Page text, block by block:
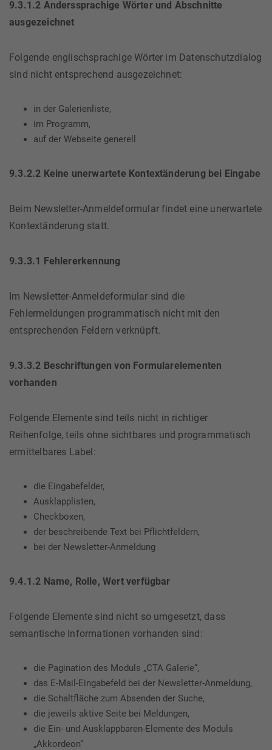
9.3.1.2 Anderssprachige Wörter und Abschnitte
ausgezeichnet
Folgende englischsprachige Wörter im Datenschutzdialog
sind nicht entsprechend ausgezeichnet:
in der Galerienliste,
im Programm,
auf der Webseite generell
9.3.2.2 Keine unerwartete Kontextänderung bei Eingabe
Beim Newsletter-Anmeldeformular findet eine unerwartete
Kontextänderung statt.
9.3.3.1 Fehlererkennung
Im Newsletter-Anmeldeformular sind die
Fehlermeldungen programmatisch nicht mit den
entsprechenden Feldern verknüpft.
9.3.3.2 Beschriftungen von Formularelementen
vorhanden
Folgende Elemente sind teils nicht in richtiger
Reihenfolge, teils ohne sichtbares und programmatisch
ermittelbares Label:
die Eingabefelder,
Ausklapplisten,
Checkboxen,
der beschreibende Text bei Pflichtfeldern,
bei der Newsletter-Anmeldung
9.4.1.2 Name, Rolle, Wert verfügbar
Folgende Elemente sind nicht so umgesetzt, dass
semantische Informationen vorhanden sind:
die Pagination des Moduls „CTA Galerie“,
das E-Mail-Eingabefeld bei der Newsletter-Anmeldung,
die Schaltfläche zum Absenden der Suche,
die jeweils aktive Seite bei Meldungen,
die Ein- und Ausklappbaren-Elemente des Moduls
„Akkordeon“